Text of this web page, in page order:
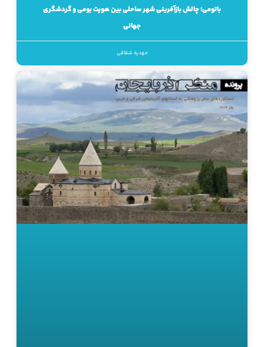
باتومی؛ چالش بازآفرینی شهر ساحلی بین هویت بومی و گردشگری
جهانی
مهدیه شقاقی